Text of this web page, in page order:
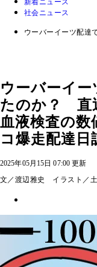
社会ニュース
ウーバーイーツ配達
ウーバーイー
たのか？ 直
血液検査の数
コ爆走配達日
2025年05月15日 07:00 更新
文／渡辺雅史 イラスト／